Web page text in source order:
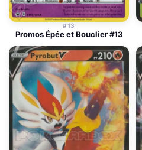
#13
Promos Épée et Bouclier #13